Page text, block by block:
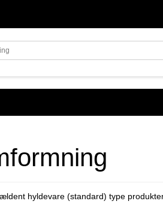
hyldevare(standard) type